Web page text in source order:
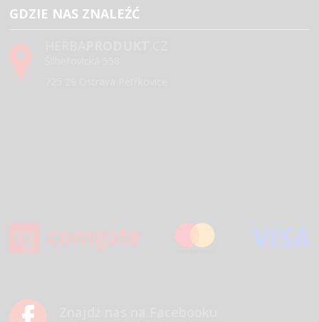
GDZIE NAS ZNALEŹĆ